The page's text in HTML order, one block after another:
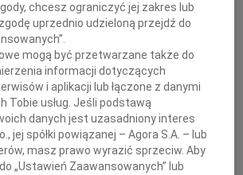
Serdeczne wyrazy współczucia
Kasi Dąbrowskiej
z powodu śmierci
Synka
chcesz ograniczyć jej zakres lub
uprzednio udzieloną przejdź do
mogą być przetwarzane także do
informacji dotyczących
i aplikacji lub łączone z danymi
Tobie usług. Jeśli podstawą
danych jest uzasadniony interes
jej spółki powiązanej – Agora S.A. – lub
masz prawo wyrazić sprzeciw. Aby
„Ustawień Zaawansowanych” lub